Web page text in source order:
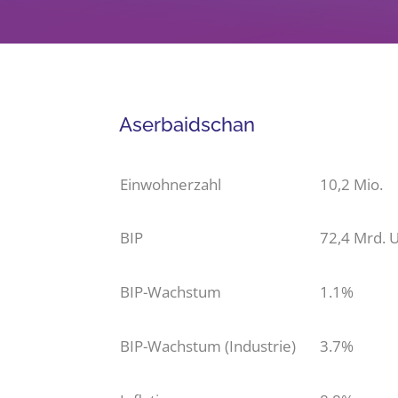
Aserbaidschan
Einwohnerzahl 10,2 Mio.
BIP 72,4 Mrd.
BIP-Wachstum 1.1%
BIP-Wachstum (Industrie) 3.7%